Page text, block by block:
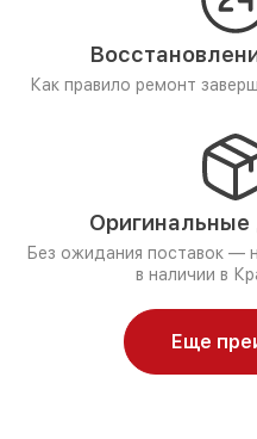
Как правило ремонт
Оригинальные
Без ожидания поставок —
в наличии в
Еще